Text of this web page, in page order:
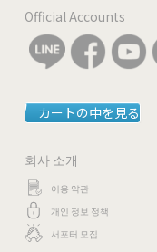
Official Accounts
カートの中を見る
회사 소개
이용 약관
개인 정보 정책
서포터 모집